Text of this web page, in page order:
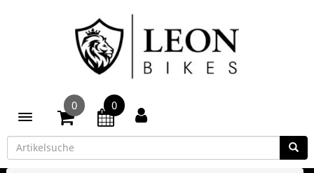
Toggle navigation
0 0